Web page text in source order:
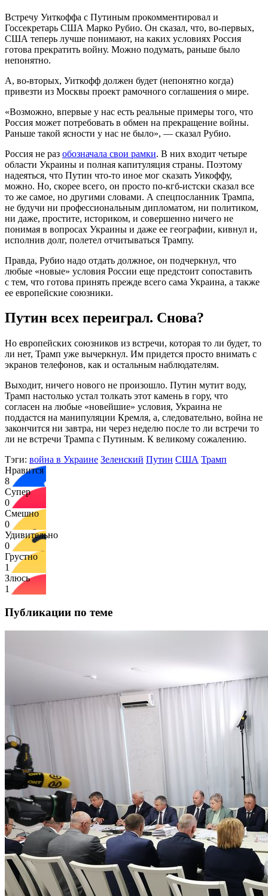
Встречу Уиткоффа с Путиным прокомментировал и
Госсекретарь США Марко Рубио. Он сказал, что, во-первых,
США теперь лучше понимают, на каких условиях Россия
готова прекратить войну. Можно подумать, раньше было
непонятно.
А, во-вторых, Уиткофф должен будет (непонятно когда)
привезти из Москвы проект рамочного соглашения о мире.
«Возможно, впервые у нас есть реальные примеры того, что
Россия может потребовать в обмен на прекращение войны.
Раньше такой ясности у нас не было», — сказал Рубио.
Россия не раз обозначала свои рамки. В них входит четыре
области Украины и полная капитуляция страны. Поэтому
надеяться, что Путин что-то иное мог сказать Уикоффу,
можно. Но, скорее всего, он просто по-кгб-истски сказал все
то же самое, но другими словами. А спецпосланник Трампа,
не будучи ни профессиональным дипломатом, ни политиком,
ни даже, простите, историком, и совершенно ничего не
понимая в вопросах Украины и даже ее географии, кивнул и,
исполнив долг, полетел отчитываться Трампу.
Правда, Рубио надо отдать должное, он подчеркнул, что
любые «новые» условия России еще предстоит сопоставить
с тем, что готова принять прежде всего сама Украина, а также
ее европейские союзники.
Путин всех переиграл. Снова?
Но европейских союзников из встречи, которая то ли будет, то
ли нет, Трамп уже вычеркнул. Им придется просто внимать с
экранов телефонов, как и остальным наблюдателям.
Выходит, ничего нового не произошло. Путин мутит воду,
Трамп настолько устал толкать этот камень в гору, что
согласен на любые «новейшие» условия, Украина не
поддастся на манипуляции Кремля, а, следовательно, война не
закончится ни завтра, ни через неделю после то ли встречи то
ли не встречи Трампа с Путиным. К великому сожалению.
Тэги: война в Украине Зеленский Путин США Трамп
Нравится
8
Супер
0
Смешно
0
Удивительно
0
Грустно
1
Злюсь
1
Публикации по теме